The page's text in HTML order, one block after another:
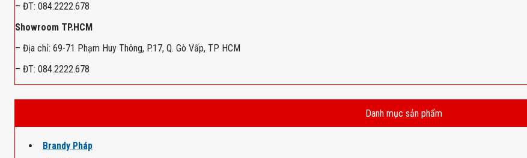
– ĐT: 084.2222.678
Showroom TP.HCM
– Địa chỉ: 69-71 Phạm Huy Thông, P.17, Q. Gò Vấp, TP HCM
– ĐT: 084.2222.678
Danh mục sản phẩm
Brandy Pháp